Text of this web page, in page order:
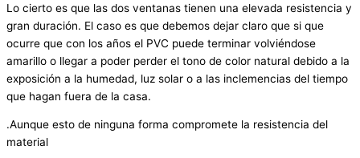
Lo cierto es que las dos ventanas tienen una elevada resistencia y
gran duración. El caso es que debemos dejar claro que si que
ocurre que con los años el PVC puede terminar volviéndose
amarillo o llegar a poder perder el tono de color natural debido a la
exposición a la humedad, luz solar o a las inclemencias del tiempo
que hagan fuera de la casa.
.Aunque esto de ninguna forma compromete la resistencia del
material